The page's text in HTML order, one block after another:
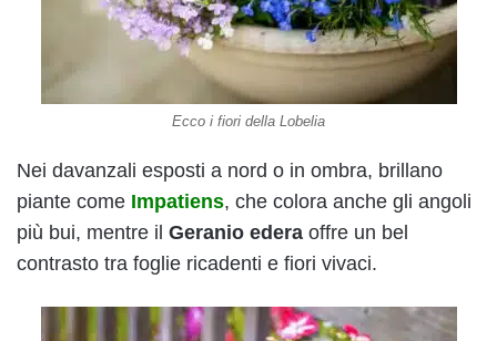
Ecco i fiori della Lobelia
Nei davanzali esposti a nord o in ombra, brillano
piante come Impatiens, che colora anche gli angoli
più bui, mentre il Geranio edera offre un bel
contrasto tra foglie ricadenti e fiori vivaci.